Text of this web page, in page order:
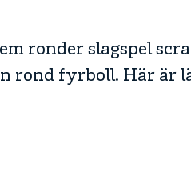
ronder slagspel
rond fyrboll. Här är